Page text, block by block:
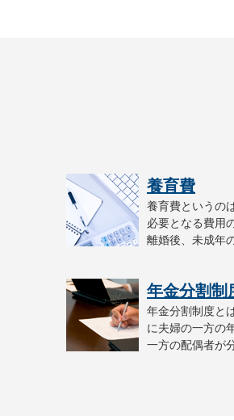
養育費
養育費というの
必要となる費用
離婚後、未成年
年金分割制
年金分割制度と
に夫婦の一方の
一方の配偶者が